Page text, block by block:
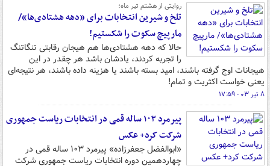
روایتی از هشتم تیر ماه؛
تلخ و شیرین انتخابات برای «دهه هشتادی‌ها»/
مارپیچ سکوت را شکستیم!
حالا که دهه هشتادی‌ها هم هیجان رقابتی تنگاتنگ
را تجربه کردند، یادشان باشد هر چقدر در این
هیجانات اوج گرفته باشند، امید بسته باشند یا هزینه داده باشند، هر نتیجه‌ای
یعنی خواست اکثریت و تمام!
۸ تیر ۰۳ - ۱۷:۵۹
پیرمرد ۱۰۳ ساله قمی در انتخابات ریاست جمهوری
شرکت کرد+ عکس
«ابوالفضل جعفرزاده» پیرمرد ۱۰۳ ساله قمی در
چهاردهمین دوره انتخابات ریاست جمهوری شرکت